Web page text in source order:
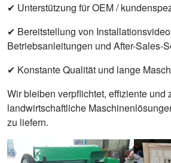
✔ Unterstützung für OEM /
✔ Bereitstellung von
Betriebsanleitungen und After-Sales-
✔ Konstante Qualität und lange
Wir bleiben verpflichtet, effiziente und
landwirtschaftliche
zu liefern.